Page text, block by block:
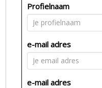
Profielnaam
e-mail adres
e-mail adres